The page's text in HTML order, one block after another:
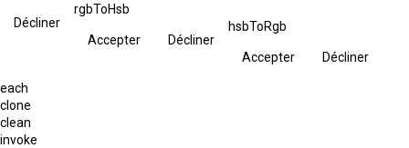
Décliner
rgbToHsb
Accepter Décliner
hsbToRgb
Accepter Décliner
each
clone
clean
invoke